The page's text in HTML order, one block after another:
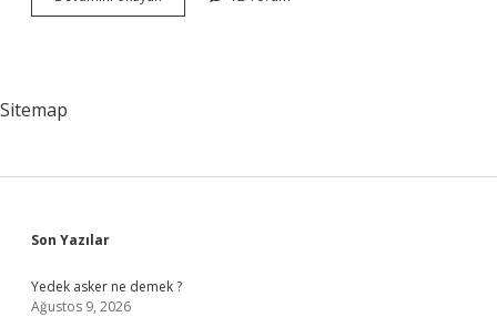
Ürünleri
Sitemap
Sidebar
Son Yazılar
Yedek asker ne demek ?
Ağustos 9, 2026